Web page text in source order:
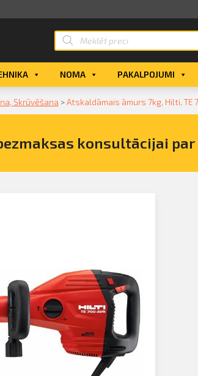
NOMA PAKALPOJUMI
Skrūvēšana >Atskaldāmais āmurs 7kg, Hilti, TE
konsultācijai